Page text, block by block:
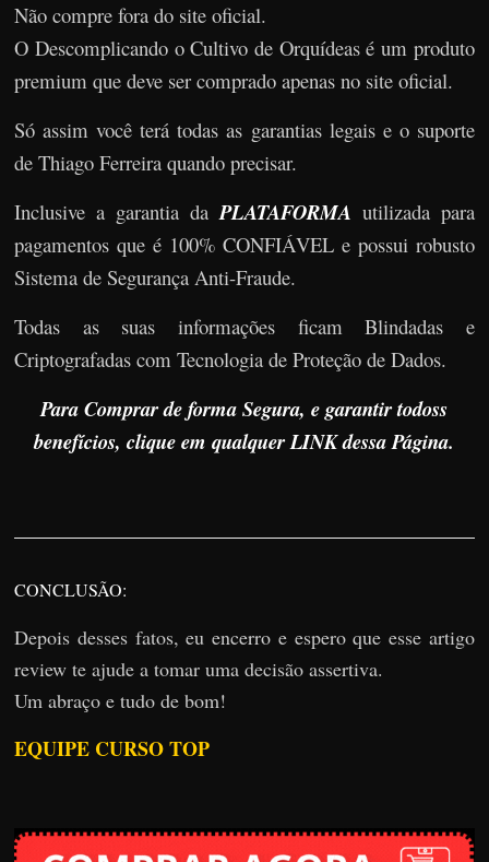
Não compre fora do site oficial.
O Descomplicando o Cultivo de Orquídeas é um produto
premium que deve ser comprado apenas no site oficial.
Só assim você terá todas as garantias legais e o suporte
de Thiago Ferreira quando precisar.
Inclusive a garantia daPLATAFORMA utilizada para
pagamentos que é 100% CONFIÁVEL e possui robusto
Sistema de Segurança Anti-Fraude.
Todas as suas informações ficam Blindadas e
Criptografadas com Tecnologia de Proteção de Dados.
Para Comprar de forma Segura, e garantir todoss
benefícios, clique em qualquer LINK dessa Página.
CONCLUSÃO:
Depois desses fatos, eu encerro e espero que esse artigo
review te ajude a tomar uma decisão assertiva.
Um abraço e tudo de bom!
EQUIPE CURSO TOP